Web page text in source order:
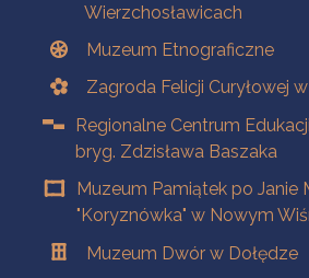
Wierzchosławicach
Muzeum Etnograficzne
Zagroda Felicji Curyłowej
Regionalne Centrum
bryg. Zdzisława Baszaka
Muzeum Pamiątek po Janie
"Koryznówka" w Nowym
Muzeum Dwór w Dołędze